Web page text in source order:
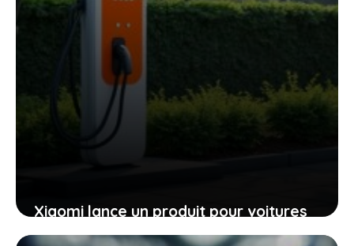
Xiaomi lance un produit pour voitures
électriques inédit, ce que Tesla n’a